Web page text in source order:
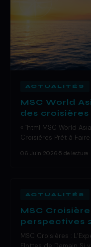
ACTUALITÉS
MSC World
des croisières
« `html MSC World
Croisières Prêt à
06 Juin 2026 5 de lecture
ACTUALITÉS
MSC
perspectives
MSC Croisières :